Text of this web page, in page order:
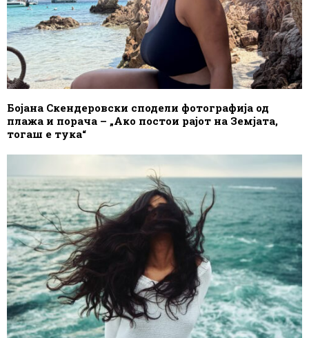
Бојана Скендеровски сподели фотографија од
плажа и порача – „Ако постои рајот на Земјата,
тогаш е тука“